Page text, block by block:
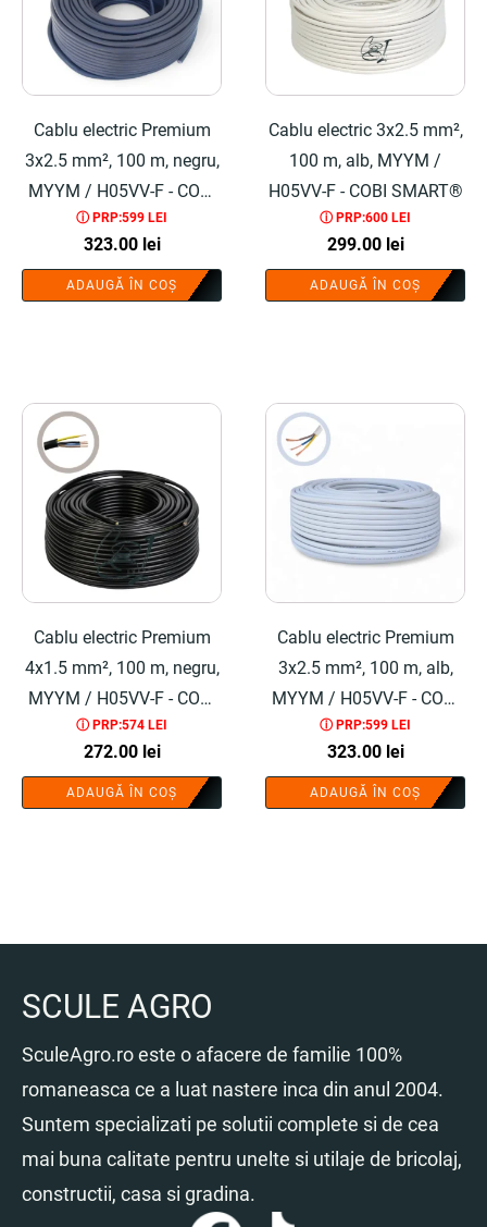
Cablu electric Premium
3x2.5 mm², 100 m, negru,
MYYM / H05VV-F - COBI
SMART®
ⓘ PRP:599 LEI
323.00 lei
ADAUGĂ ÎN COȘ
Cablu electric 3x2.5 mm²,
100 m, alb, MYYM /
H05VV-F - COBI SMART®
ⓘ PRP:600 LEI
299.00 lei
ADAUGĂ ÎN COȘ
Cablu electric Premium
4x1.5 mm², 100 m, negru,
MYYM / H05VV-F - COBI
SMART®
ⓘ PRP:574 LEI
272.00 lei
ADAUGĂ ÎN COȘ
Cablu electric Premium
3x2.5 mm², 100 m, alb,
MYYM / H05VV-F - COBI
SMART®
ⓘ PRP:599 LEI
323.00 lei
ADAUGĂ ÎN COȘ
SCULE AGRO
SculeAgro.ro este o afacere de familie 100%
romaneasca ce a luat nastere inca din anul 2004.
Suntem specializati pe solutii complete si de cea
mai buna calitate pentru unelte si utilaje de bricolaj,
constructii, casa si gradina.